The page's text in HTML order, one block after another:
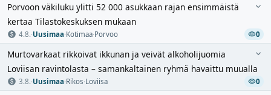
Porvoon väkiluku ylitti 52 000 asukkaan rajan ensimmäistä
kertaa Tilastokeskuksen mukaan
4.8.·Uusimaa·Kotimaa·Porvoo 0
Murtovarkaat rikkoivat ikkunan ja veivät alkoholijuomia
Loviisan ravintolasta – samankaltainen ryhmä havaittu muualla
3.8.·Uusimaa·Rikos·Loviisa 0